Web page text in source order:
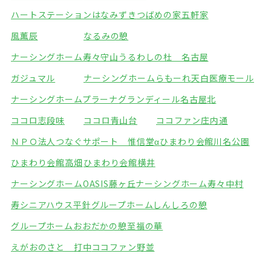
ハートステーションはなみずき つばめの家五軒家
風薫辰
なるみの憩
ナーシングホーム寿々守山 うるわしの杜 名古屋
ガジュマル
ナーシングホームらもーれ天白医療モール
ナーシングホームプラーナグランディール名古屋北
ココロ志段味
ココロ青山台
ココファン庄内通
ＮＰＯ法人つなぐサポート 惟信堂αひまわり会館川名公園
ひまわり会館高畑ひまわり会館横井
ナーシングホームOASIS藤ヶ丘ナーシングホーム寿々中村
寿シニアハウス平針グループホームしんしろの憩
グループホームおおだかの憩至福の華
えがおのさと 打中ココファン野並